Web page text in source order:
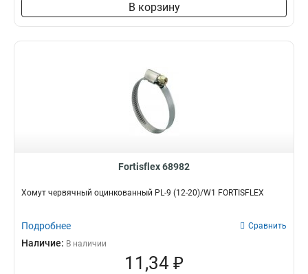
В корзину
Fortisflex 68982
Хомут червячный оцинкованный PL-9 (12-20)/W1 FORTISFLEX
Подробнее Сравнить
Наличие: В наличии
11,34 ₽